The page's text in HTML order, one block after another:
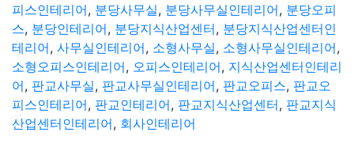
피스인테리어, 분당사무실, 분당사무실인테리어, 분당오피
스, 분당인테리어, 분당지식산업센터, 분당지식산업센터인
테리어, 사무실인테리어, 소형사무실, 소형사무실인테리어,
소형오피스인테리어, 오피스인테리어, 지식산업센터인테리
어, 판교사무실, 판교사무실인테리어, 판교오피스, 판교오
피스인테리어, 판교인테리어, 판교지식산업센터, 판교지식
산업센터인테리어, 회사인테리어